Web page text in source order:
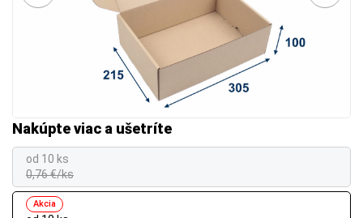
Nakúpte viac a ušetríte
od 10 ks
0,76 €/ks
Akcia